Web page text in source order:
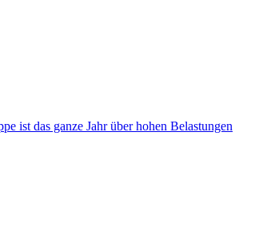
ist das ganze Jahr über hohen Belastungen